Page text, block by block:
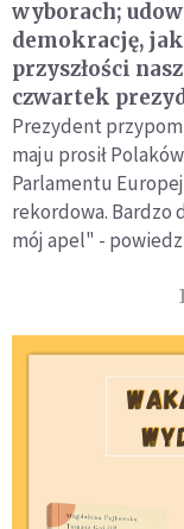
wyborach;
demokrację,
przyszłości
czwartek
Prezydent
maju prosił
Parlamentu
rekordowa. Bardzo
mój apel" -